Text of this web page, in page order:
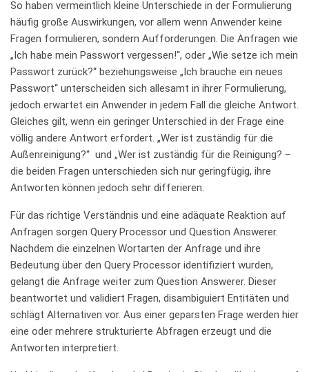
So haben vermeintlich kleine Unterschiede in der Formulierung
häufig große Auswirkungen, vor allem wenn Anwender keine
Fragen formulieren, sondern Aufforderungen. Die Anfragen wie
„Ich habe mein Passwort vergessen!“, oder „Wie setze ich mein
Passwort zurück?“ beziehungsweise „Ich brauche ein neues
Passwort“ unterscheiden sich allesamt in ihrer Formulierung,
jedoch erwartet ein Anwender in jedem Fall die gleiche Antwort.
Gleiches gilt, wenn ein geringer Unterschied in der Frage eine
völlig andere Antwort erfordert. „Wer ist zuständig für die
Außenreinigung?“ und „Wer ist zuständig für die Reinigung? –
die beiden Fragen unterschieden sich nur geringfügig, ihre
Antworten können jedoch sehr differieren.
Für das richtige Verständnis und eine adäquate Reaktion auf
Anfragen sorgen Query Processor und Question Answerer.
Nachdem die einzelnen Wortarten der Anfrage und ihre
Bedeutung über den Query Processor identifiziert wurden,
gelangt die Anfrage weiter zum Question Answerer. Dieser
beantwortet und validiert Fragen, disambiguiert Entitäten und
schlägt Alternativen vor. Aus einer geparsten Frage werden hier
eine oder mehrere strukturierte Abfragen erzeugt und die
Antworten interpretiert.